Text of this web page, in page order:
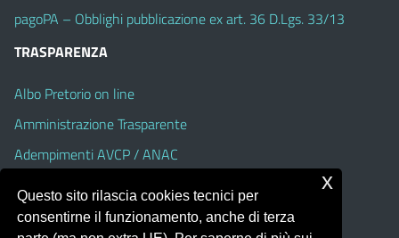
pagoPA – Obblighi pubblicazione ex art. 36 D.Lgs. 33/13
TRASPARENZA
Albo Pretorio on line
Amministrazione Trasparente
Adempimenti AVCP / ANAC
Dichiarazione di accessibilità
Questo sito rilascia cookies tecnici per
consentirne il funzionamento, anche di terza
x